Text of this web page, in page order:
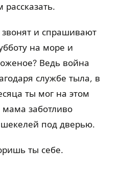
рассказать.
и спрашивают
на море и
Ведь война
службе тыла, в
ты мог на этом
заботливо
шекелей под дверью.
ты себе.